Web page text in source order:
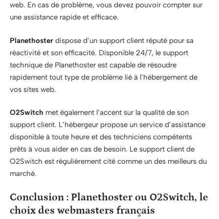
web. En cas de problème, vous devez pouvoir compter sur
une assistance rapide et efficace.
Planethoster dispose d’un support client réputé pour sa
réactivité et son efficacité. Disponible 24/7, le support
technique de Planethoster est capable de résoudre
rapidement tout type de problème lié à l’hébergement de
vos sites web.
O2Switch met également l’accent sur la qualité de son
support client. L’hébergeur propose un service d’assistance
disponible à toute heure et des techniciens compétents
prêts à vous aider en cas de besoin. Le support client de
O2Switch est régulièrement cité comme un des meilleurs du
marché.
Conclusion : Planethoster ou O2Switch, le
choix des webmasters français